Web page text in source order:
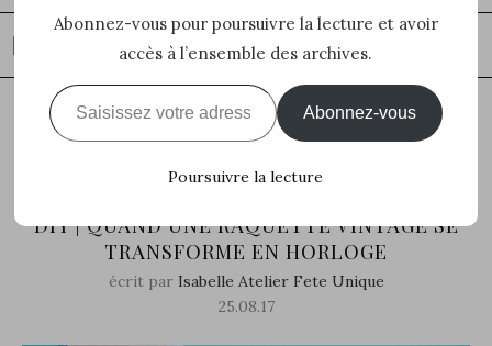
Home DIY
DIY | Quand une raquette vintage
se transforme en Horloge
DIY | QUAND UNE RAQUETTE VINTAGE SE
TRANSFORME EN HORLOGE
écrit par Isabelle Atelier Fete Unique
25.08.17
Abonnez-vous pour poursuivre la lecture et avoir
accès à l’ensemble des archives.
Saisissez votre adresse e-mail…
Abonnez-vous
Poursuivre la lecture